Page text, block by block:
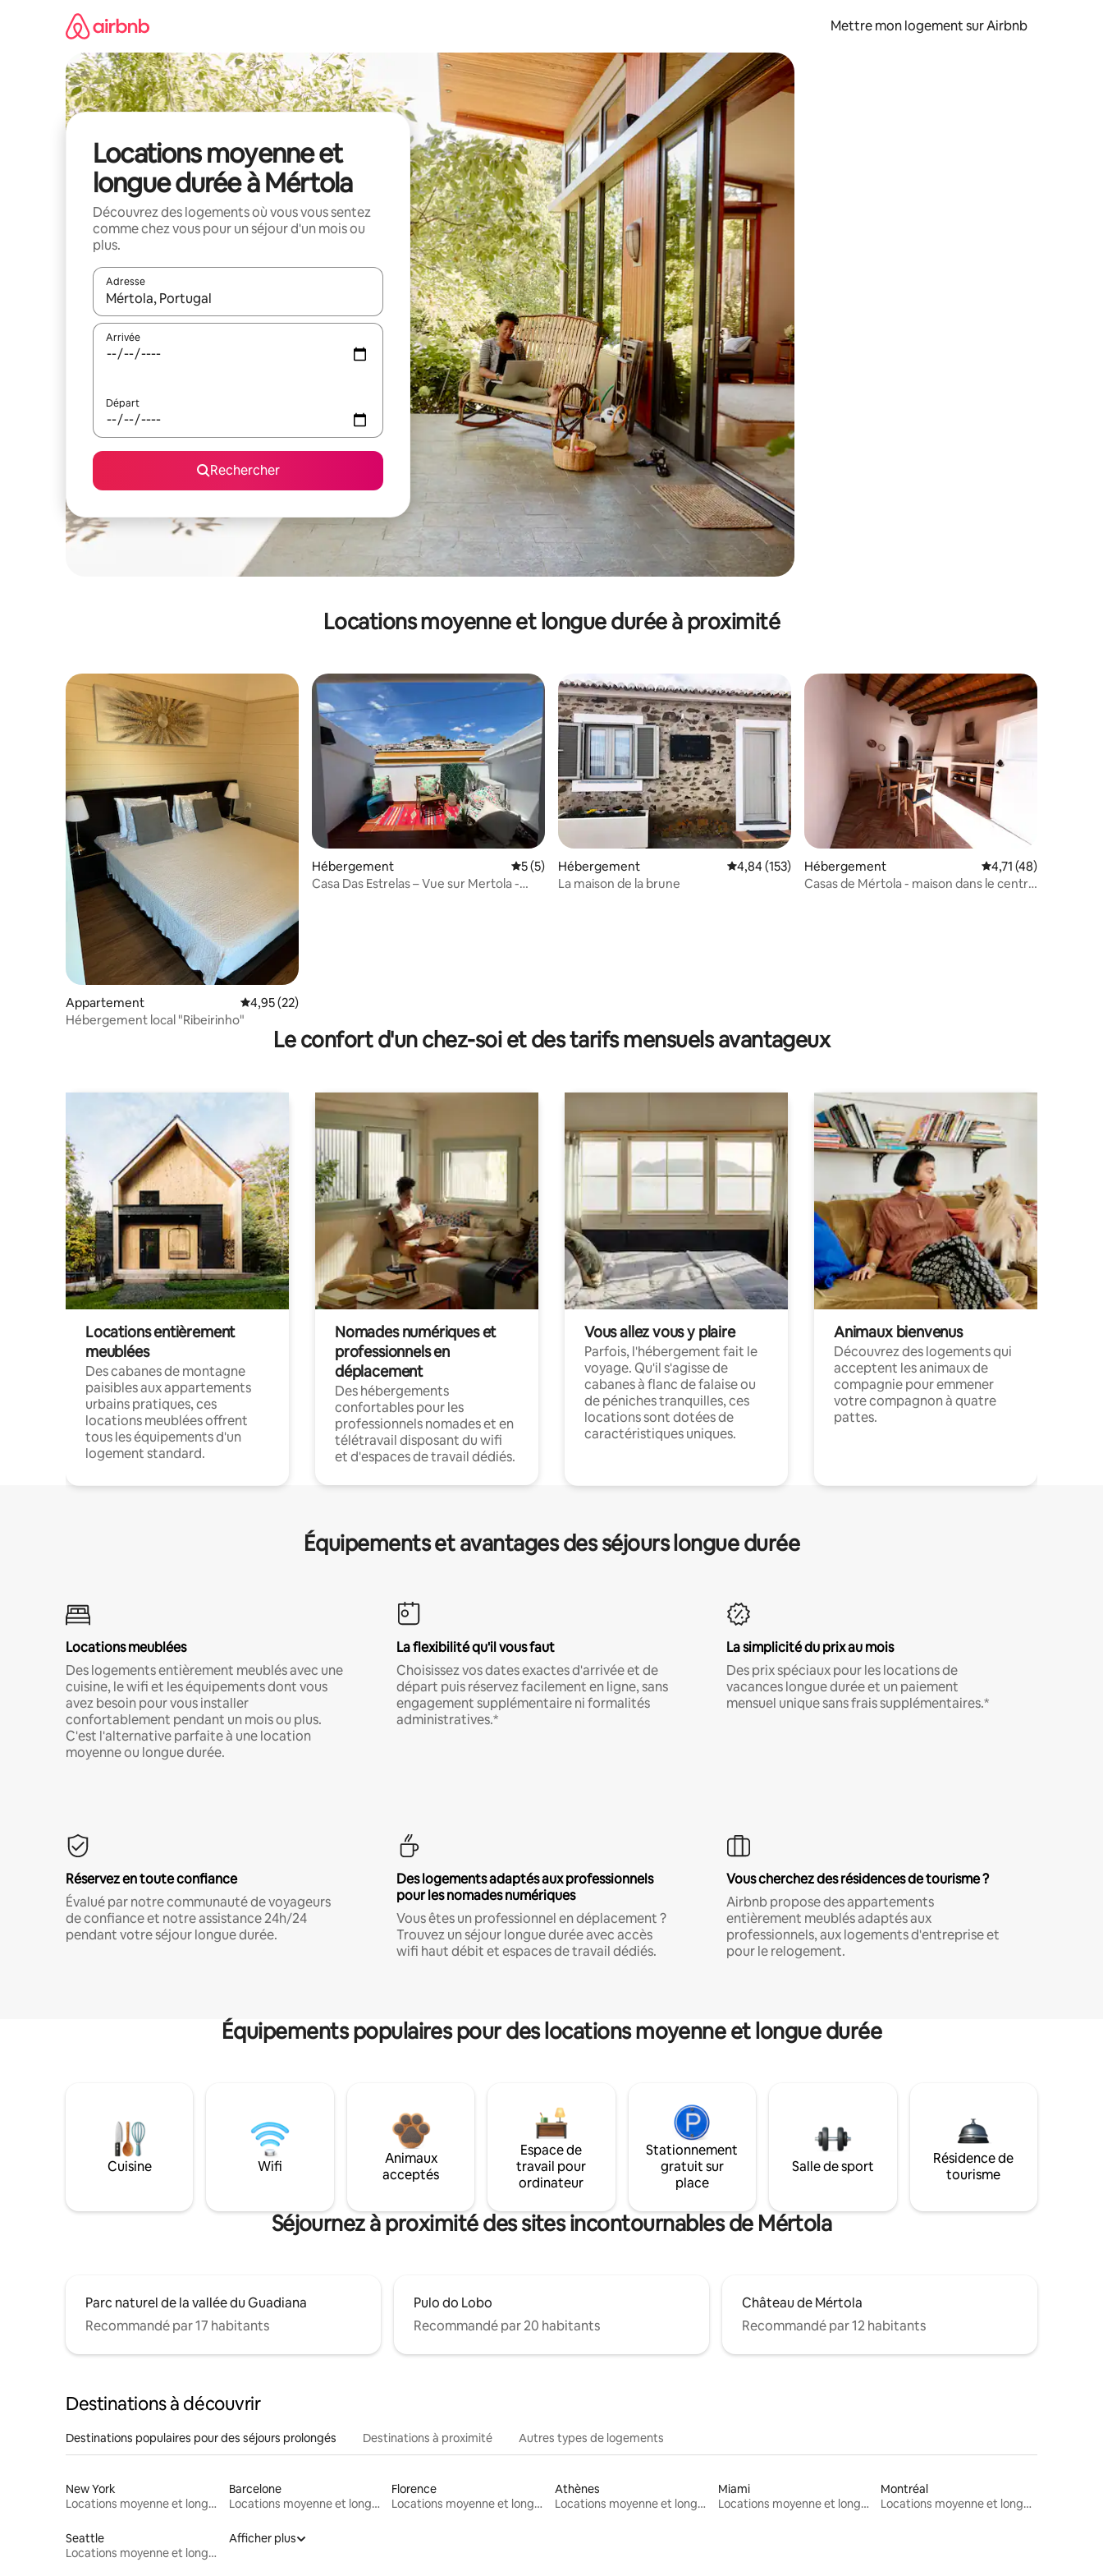
Mettre mon logement sur Airbnb
Locations moyenne et
longue durée à Mértola
Découvrez des logements où vous vous sentez
comme chez vous pour un séjour d'un mois ou
plus.
Adresse
Lorsque les résultats s'affichent, utilisez les flèches vers le haut et vers le bas pour les parcourir ou en appuyant et en faisant glisser.
Arrivée
Départ
Rechercher
Locations moyenne et longue durée à proximité
Appartement Évaluation moyenne sur la base de 22 commentaires : 4,95 sur 5
4,95 (22)
Hébergement local "Ribeirinho"
Hébergement Évaluation moyenne sur la base de 5 commentaires : 5 sur 5
5 (5)
Casa Das Estrelas – Vue sur Mertola -
Hébergement Évaluation moyenne sur la base de 153 commentaires : 4,84 sur 5
4,84 (153)
La maison de la brune
Hébergement Évaluation moyenne
4,71 (48)
Casas de Mértola - maison dans le centre
Le confort d'un chez-soi et des tarifs mensuels avantageux
Locations entièrement
meublées
Des cabanes de montagne
paisibles aux appartements
urbains pratiques, ces
locations meublées offrent
tous les équipements d'un
logement standard.
Nomades numériques et
professionnels en
déplacement
Des hébergements
confortables pour les
professionnels nomades et en
télétravail disposant du wifi
et d'espaces de travail dédiés.
Vous allez vous y plaire
Parfois, l'hébergement fait le
voyage. Qu'il s'agisse de
cabanes à flanc de falaise ou
de péniches tranquilles, ces
locations sont dotées de
caractéristiques uniques.
Animaux bienvenus
Découvrez des logements qui
acceptent les animaux de
compagnie pour emmener
votre compagnon à quatre
pattes.
Équipements et avantages des séjours longue durée
Locations meublées
Des logements entièrement meublés avec une
cuisine, le wifi et les équipements dont vous
avez besoin pour vous installer
confortablement pendant un mois ou plus.
C'est l'alternative parfaite à une location
moyenne ou longue durée.
La flexibilité qu'il vous faut
Choisissez vos dates exactes d'arrivée et de
départ puis réservez facilement en ligne, sans
engagement supplémentaire ni formalités
administratives.*
La simplicité du prix au mois
Des prix spéciaux pour les locations de
vacances longue durée et un paiement
mensuel unique sans frais supplémentaires.*
Réservez en toute confiance
Évalué par notre communauté de voyageurs
de confiance et notre assistance 24h/24
pendant votre séjour longue durée.
Des logements adaptés aux professionnels
pour les nomades numériques
Vous êtes un professionnel en déplacement ?
Trouvez un séjour longue durée avec accès
wifi haut débit et espaces de travail dédiés.
Vous cherchez des résidences de tourisme ?
Airbnb propose des appartements
entièrement meublés adaptés aux
professionnels, aux logements d'entreprise et
pour le relogement.
Équipements populaires pour des locations moyenne et longue durée
Cuisine Wifi
Animaux
acceptés
Espace de
travail pour
ordinateur
Stationnement
gratuit sur
place
Salle de sport
Résidence de
tourisme
Séjournez à proximité des sites incontournables de Mértola
Parc naturel de la vallée du Guadiana
Recommandé par 17 habitants
Pulo do Lobo
Recommandé par 20 habitants
Château de Mértola
Recommandé par 12 habitants
Destinations à découvrir
Destinations populaires pour des séjours prolongés Destinations à proximité Autres types de logements
New York
Locations moyenne et longue durée
Barcelone
Locations moyenne et longue durée
Florence
Locations moyenne et longue durée
Athènes
Locations moyenne et longue durée
Miami
Locations moyenne et longue durée
Montréal
Locations moyenne et longue durée
Seattle
Locations moyenne et longue durée
Afficher plus